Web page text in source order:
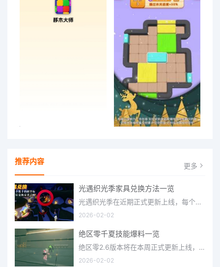
推荐内容 更多
光遇织光季家具兑换方法一览
光遇织光季在近期正式更新上线，每个季节都有着许多全新内容和资讯可以让你来体验，不少刚体验的小伙伴想要知道
2026-02-02
绝区零千夏技能爆料一览
绝区零2.6版本将在本周正式更新上线，上周的前瞻直播官方给玩家们带来关于最新版本的卡池信息和相关活动内容，
2026-02-02